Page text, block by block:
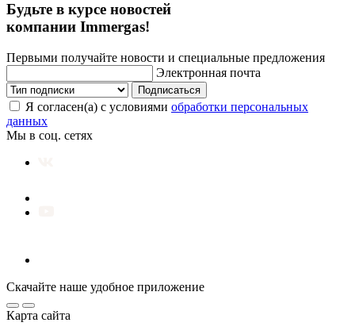
Будьте в курсе новостей
компании Immergas!
Первыми получайте новости и специальные предложения
Электронная почта
Подписаться
Я согласен(а) с условиями обработки персональных
данных
Мы в соц. сетях
Скачайте наше удобное приложение
Карта сайта